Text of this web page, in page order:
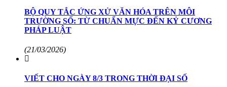
BỘ QUY TẮC ỨNG XỬ VĂN HÓA TRÊN MÔI
TRƯỜNG SỐ: TỪ CHUẨN MỰC ĐẾN KỶ CƯƠNG
PHÁP LUẬT
(21/03/2026)
VIẾT CHO NGÀY 8/3 TRONG THỜI ĐẠI SỐ